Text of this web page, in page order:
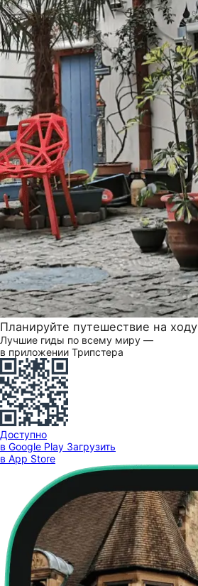
Планируйте путешествие на ходу
Лучшие гиды по всему миру —
в приложении Трипстера
Доступно
в Google Play Загрузить
в App Store